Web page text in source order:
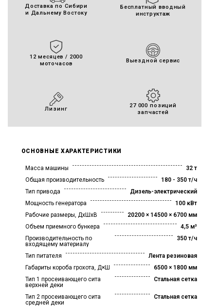
Доставка по Сибири
и Дальнему Востоку
Бесплатный вводный
инструктаж
12 месяцев / 2000
моточасов
Выездной сервис
Лизинг
27 000 позиций
запчастей
ОСНОВНЫЕ ХАРАКТЕРИСТИКИ
Масса машины
32 т
Общая производительность
180 - 350 т/ч
Тип привода
Дизель-электрический
Мощность генератора
100 кВт
Рабочие размеры, ДхШхВ
20200 × 14500 × 6700 мм
Объем приемного бункера
4,5 м³
Производительность по
входящему материалу
350 т/ч
Тип питателя
Лента резиновая
Габариты короба грохота, Д×Ш
6500 × 1800 мм
Тип 1 просеивающего сита
верхней деки
Стальная сетка
Тип 2 просеивающего сита
средней деки
Стальная сетка